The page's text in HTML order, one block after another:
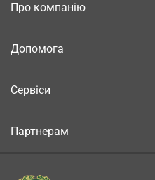
Про компанію
Допомога
Сервіси
Партнерам